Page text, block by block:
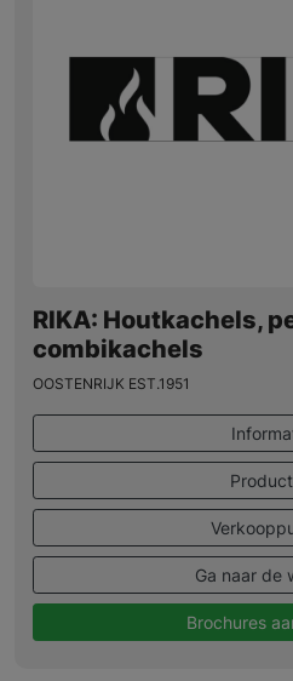
RIKA: Houtkachels,
combikachels
OOSTENRIJK EST.1951
Ga naar de
Brochures